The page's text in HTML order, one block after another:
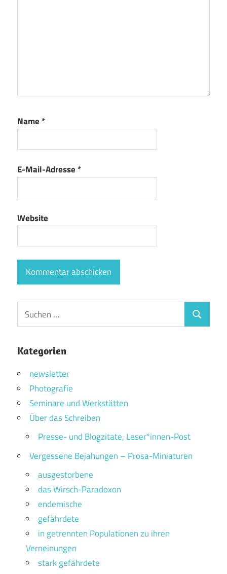
Name *
E-Mail-Adresse *
Website
Suchen
nach:
Suchen
Kategorien
newsletter
Photografie
Seminare und Werkstätten
Über das Schreiben
Presse- und Blogzitate, Leser*innen-Post
Vergessene Bejahungen – Prosa-Miniaturen
ausgestorbene
das Wirsch-Paradoxon
endemische
gefährdete
in getrennten Populationen zu ihren
Verneinungen
stark gefährdete